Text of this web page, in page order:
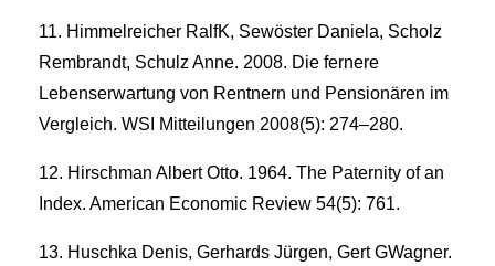
Himmelreicher RalfK, Sewöster Daniela, Scholz
Rembrandt, Schulz Anne. 2008. Die fernere
Lebenserwartung von Rentnern und Pensionären im
Vergleich. WSI Mitteilungen 2008(5): 274–280.
Hirschman Albert Otto. 1964. The Paternity of an
Index. American Economic Review 54(5): 761.
Huschka Denis, Gerhards Jürgen, Gert GWagner.